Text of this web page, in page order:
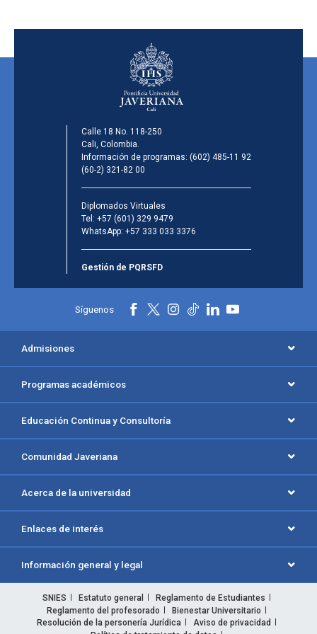
Calle 18 No. 118-250
Cali, Colombia.
Información de programas: (602) 485-11 92
(60-2) 321-82 00
Diplomados Virtuales
Tel: +57 (601) 329 9479
WhatsApp: +57 333 033 3376
Gestión de PQRSFD
Síguenos
Admisiones
Programas académicos
Educación Continua y Consultoría
Comunidad Javeriana
Acerca de la universidad
Enlaces de interés
Información general y legal
SNIES Estatuto general
Reglamento de Estudiantes
Reglamento del profesorado
Bienestar Universitario
Resolución de la personería Jurídica
Aviso de privacidad